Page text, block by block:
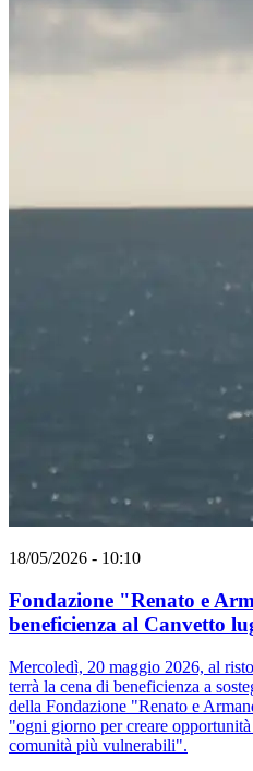
18/05/2026 - 10:10
Fondazione "Renato e
beneficienza al Canvetto
Mercoledì, 20 maggio 2026, al
terrà la cena di beneficienza a
della Fondazione "Renato e
"ogni giorno per creare
comunità più vulnerabili".